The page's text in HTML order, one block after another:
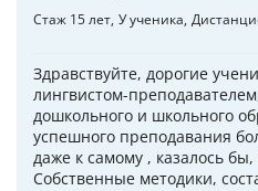
Стаж 15 лет У ученика
Здравствуйте, дорогие
лингвистом-
дошкольного и школьного
успешного преподавания
даже к самому , казалось
Собственные методики,